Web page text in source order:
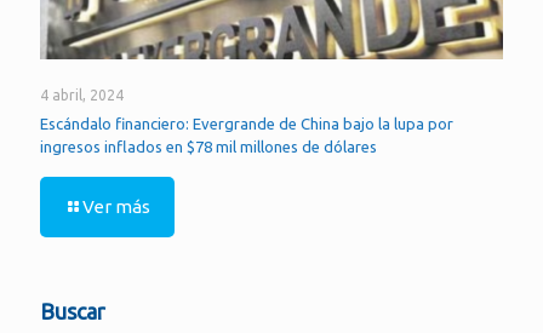
4 abril, 2024
Escándalo financiero: Evergrande de China bajo la lupa por
ingresos inflados en $78 mil millones de dólares
Ver más
Buscar